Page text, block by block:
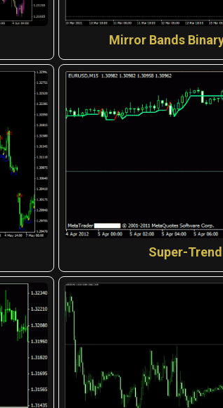
Mirror Bands
Super-